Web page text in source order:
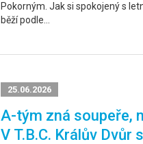
Pokorným. Jak si spokojený s
běží podle…
25.06.2026
A-tým zná soupeře,
V T.B.C. Králův Dvůr